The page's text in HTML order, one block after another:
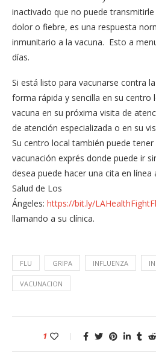
inactivado que no puede transmitirle
dolor o fiebre, es una respuesta
inmunitario a la vacuna. Esto a
días.
Si está listo para vacunarse contra
forma rápida y sencilla en su centro
vacuna en su próxima visita de
de atención especializada o en su
Su centro local también puede tener
vacunación exprés donde puede ir
desea puede hacer una cita en línea
Salud de Los
Ángeles: https://bit.ly/
llamando a su clínica.
FLU GRIPA INFLUENZA
VACUNACION
1